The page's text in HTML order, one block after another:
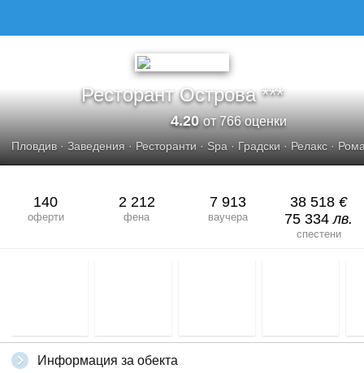
Ресторант Острова ***
4.20от 766 оценки
Пловдив· Заведения · Ресторанти · Spa · Градски · Релакс ·
140
оферти
2 212
фена
7 913
ваучера
38 518 €
75 334лв.
спестени
Информация за обекта